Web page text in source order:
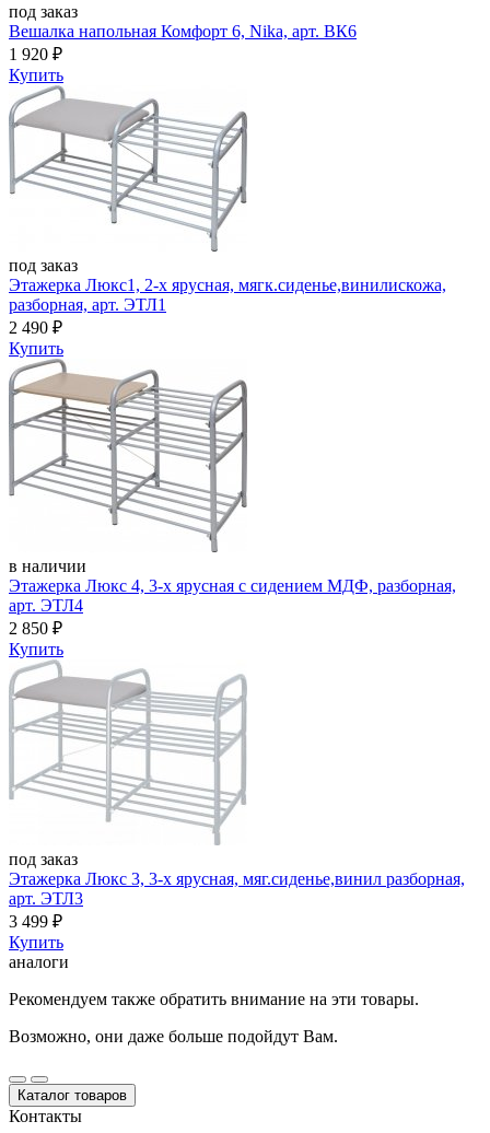
под заказ
Вешалка напольная Комфорт 6, Nika, арт. ВК6
1 920 ₽
Купить
под заказ
Этажерка Люкс1, 2-х ярусная, мягк.сиденье,винилискожа,
разборная, арт. ЭТЛ1
2 490 ₽
Купить
в наличии
Этажерка Люкс 4, 3-х ярусная с сидением МДФ, разборная,
арт. ЭТЛ4
2 850 ₽
Купить
под заказ
Этажерка Люкс 3, 3-х ярусная, мяг.сиденье,винил разборная,
арт. ЭТЛ3
3 499 ₽
Купить
аналоги
Рекомендуем также обратить внимание на эти товары.
Возможно, они даже больше подойдут Вам.
Каталог товаров
Контакты